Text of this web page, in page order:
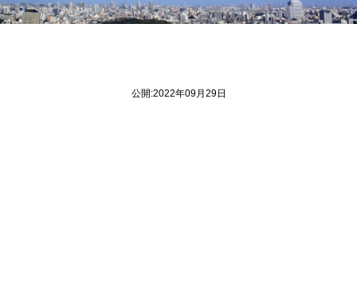
公開:2022年09月29日